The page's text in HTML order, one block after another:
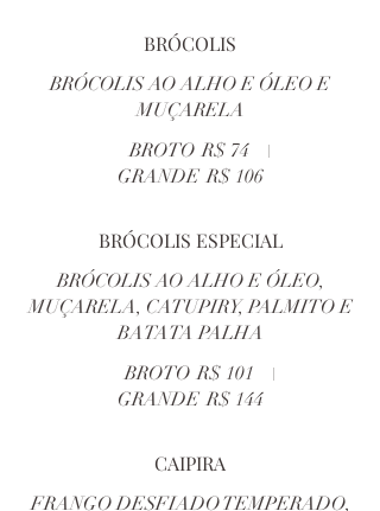
BRÓCOLIS
BRÓCOLIS AO ALHO E ÓLEO E
MUÇARELA
BROTO R$ 74
GRANDE R$ 106
BRÓCOLIS ESPECIAL
BRÓCOLIS AO ALHO E ÓLEO,
MUÇARELA, CATUPIRY, PALMITO E
BATATA PALHA
BROTO R$ 101
GRANDE R$ 144
CAIPIRA
FRANGO DESFIADO TEMPERADO,